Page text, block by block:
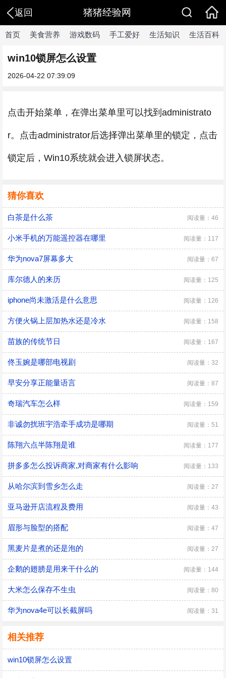
返回 猪猪经验网
首页 美食营养 游戏数码 手工爱好 生活知识 生活百科
win10锁屏怎么设置
2026-04-22 07:39:09
点击开始菜单，在弹出菜单里可以找到administrato
r。点击administrator后选择弹出菜单里的锁定，点击
锁定后，Win10系统就会进入锁屏状态。
猜你喜欢
白茶是什么茶 阅读量：46
小米手机的万能遥控器在哪里 阅读量：117
华为nova7屏幕多大 阅读量：67
库尔德人的来历 阅读量：125
iphone尚未激活是什么意思 阅读量：126
方便火锅上层加热水还是冷水 阅读量：158
苗族的传统节日 阅读量：167
佟玉婉是哪部电视剧 阅读量：32
早安分享正能量语言 阅读量：87
奇瑞汽车怎么样 阅读量：159
非诚勿扰班宇浩牵手成功是哪期 阅读量：51
陈翔六点半陈翔是谁 阅读量：177
拼多多怎么投诉商家,对商家有什么影响 阅读量：133
从哈尔滨到雪乡怎么走 阅读量：27
亚马逊开店流程及费用 阅读量：43
眉形与脸型的搭配 阅读量：47
黑麦片是煮的还是泡的 阅读量：27
企鹅的翅膀是用来干什么的 阅读量：144
大米怎么保存不生虫 阅读量：80
华为nova4e可以长截屏吗 阅读量：31
相关推荐
win10锁屏怎么设置